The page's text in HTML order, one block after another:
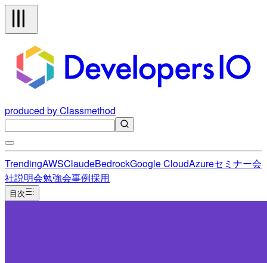
produced by Classmethod
TrendingAWSClaudeBedrockGoogle CloudAzureセミナー会
社説明会勉強会事例採用
目次